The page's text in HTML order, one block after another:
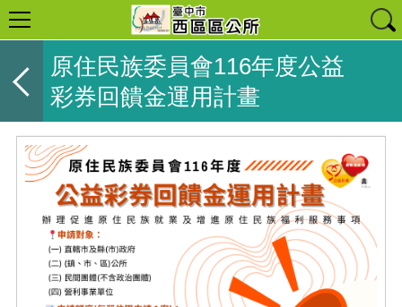
原住民族委員會116年度公益
彩券回饋金運用計畫